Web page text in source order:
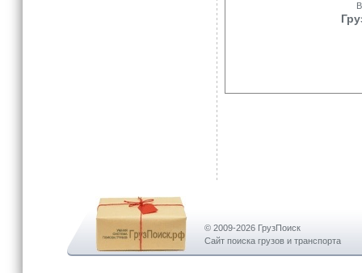
© 2009-2026 ГрузПоиск
Сайт поиска грузов и транспорта